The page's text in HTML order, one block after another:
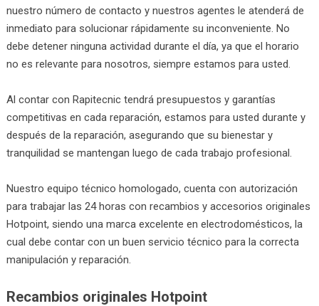
nuestro número de contacto y nuestros agentes le atenderá de
inmediato para solucionar rápidamente su inconveniente. No
debe detener ninguna actividad durante el día, ya que el horario
no es relevante para nosotros, siempre estamos para usted.
Al contar con Rapitecnic tendrá presupuestos y garantías
competitivas en cada reparación, estamos para usted durante y
después de la reparación, asegurando que su bienestar y
tranquilidad se mantengan luego de cada trabajo profesional.
Nuestro equipo técnico homologado, cuenta con autorización
para trabajar las 24 horas con recambios y accesorios originales
Hotpoint, siendo una marca excelente en electrodomésticos, la
cual debe contar con un buen servicio técnico para la correcta
manipulación y reparación.
Recambios originales Hotpoint